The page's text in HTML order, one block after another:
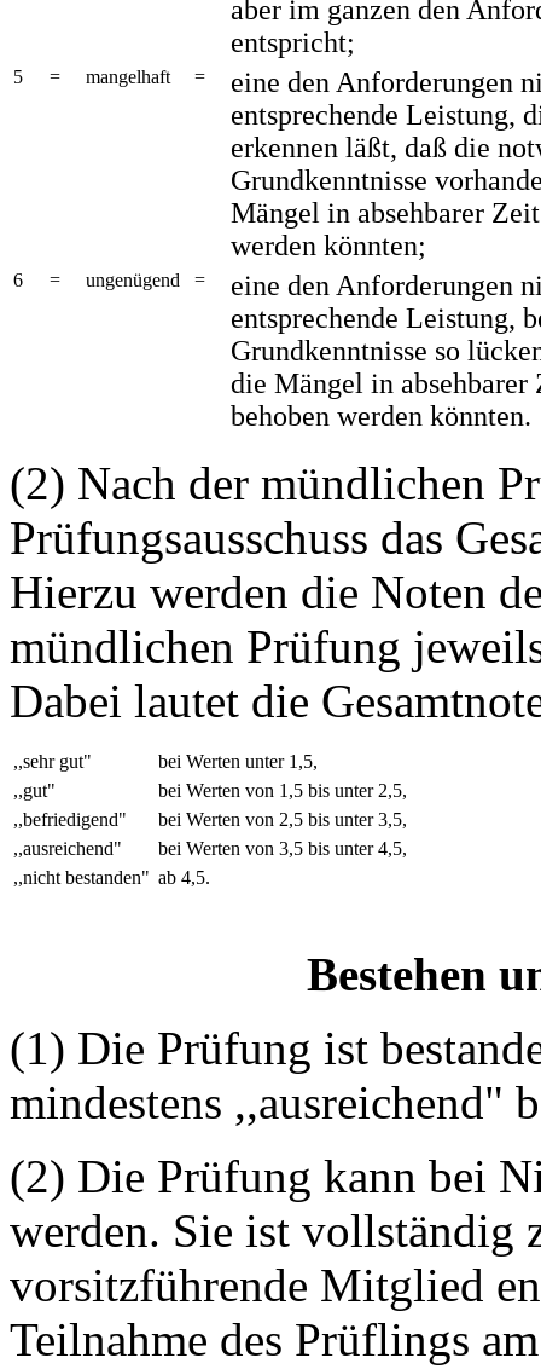
aber im ganzen den
entspricht;
5 = mangelhaft =
eine den Anforderungen
entsprechende Leistung,
erkennen läßt, daß die
Grundkenntnisse
Mängel in absehbarer
werden könnten;
6 = ungenügend =
eine den Anforderungen
entsprechende Leistung,
Grundkenntnisse so
die Mängel in
behoben werden könnten.
(2) Nach der mündlichen
Prüfungsausschuss das
Hierzu werden die Noten
mündlichen Prüfung
Dabei lautet die
,,sehr gut"
bei Werten unter 1,5,
,,gut"
bei Werten von 1,5 bis unter 2,5,
,,befriedigend"
bei Werten von 2,5 bis unter 3,5,
,,ausreichend"
bei Werten von 3,5 bis unter 4,5,
,,nicht bestanden" ab 4,5.
Bestehen
(1) Die Prüfung ist
mindestens ,,ausreichend"
(2) Die Prüfung kann bei
werden. Sie ist vollständig
vorsitzführende Mitglied
Teilnahme des Prüflings